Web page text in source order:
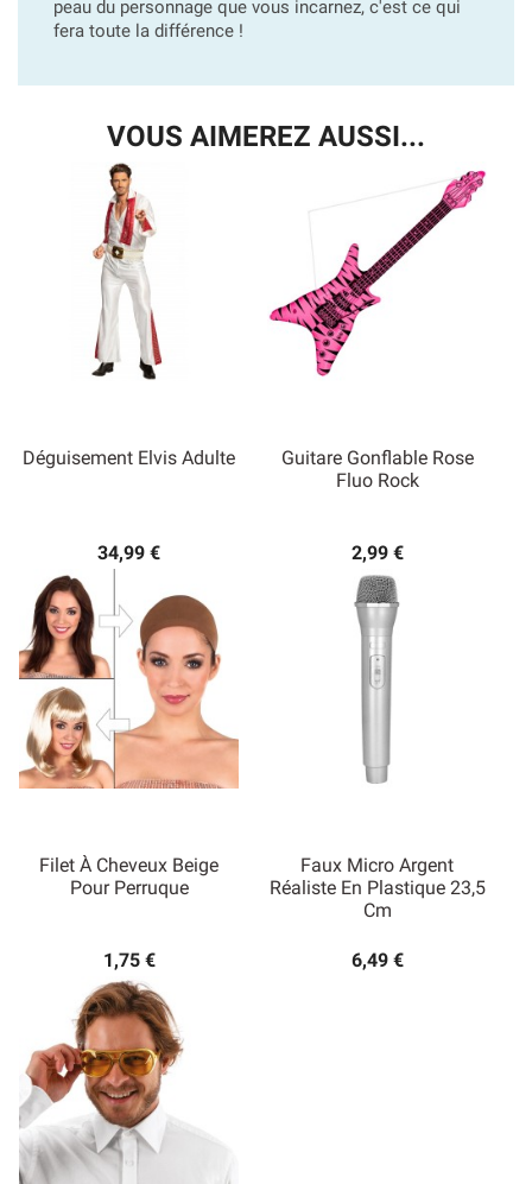
peau du personnage que vous incarnez, c'est ce qui
fera toute la différence !
VOUS AIMEREZ AUSSI...
Déguisement Elvis Adulte
34,99 €
Guitare Gonflable Rose
Fluo Rock
2,99 €
Filet À Cheveux Beige
Pour Perruque
1,75 €
Faux Micro Argent
Réaliste En Plastique 23,5
Cm
6,49 €